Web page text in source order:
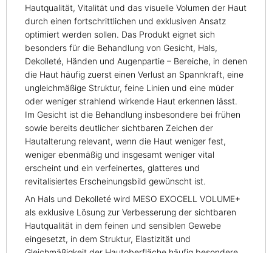
Hautqualität, Vitalität und das visuelle Volumen der Haut
durch einen fortschrittlichen und exklusiven Ansatz
optimiert werden sollen. Das Produkt eignet sich
besonders für die Behandlung von Gesicht, Hals,
Dekolleté, Händen und Augenpartie – Bereiche, in denen
die Haut häufig zuerst einen Verlust an Spannkraft, eine
ungleichmäßige Struktur, feine Linien und eine müder
oder weniger strahlend wirkende Haut erkennen lässt.
Im Gesicht ist die Behandlung insbesondere bei frühen
sowie bereits deutlicher sichtbaren Zeichen der
Hautalterung relevant, wenn die Haut weniger fest,
weniger ebenmäßig und insgesamt weniger vital
erscheint und ein verfeinertes, glatteres und
revitalisiertes Erscheinungsbild gewünscht ist.
An Hals und Dekolleté wird MESO EXOCELL VOLUME+
als exklusive Lösung zur Verbesserung der sichtbaren
Hautqualität in dem feinen und sensiblen Gewebe
eingesetzt, in dem Struktur, Elastizität und